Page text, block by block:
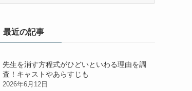
ー最近の記事
先生を消す方程式がひどいといわる理由を調
査！キャストやあらすじも
2026年6月12日